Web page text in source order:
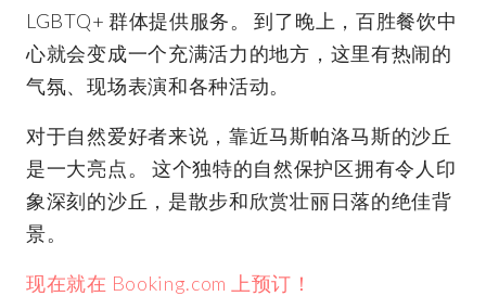
LGBTQ+ 群体提供服务。 到了晚上，百胜餐饮中
心就会变成一个充满活力的地方，这里有热闹的
气氛、现场表演和各种活动。
对于自然爱好者来说，靠近马斯帕洛马斯的沙丘
是一大亮点。 这个独特的自然保护区拥有令人印
象深刻的沙丘，是散步和欣赏壮丽日落的绝佳背
景。
现在就在 Booking.com 上预订！